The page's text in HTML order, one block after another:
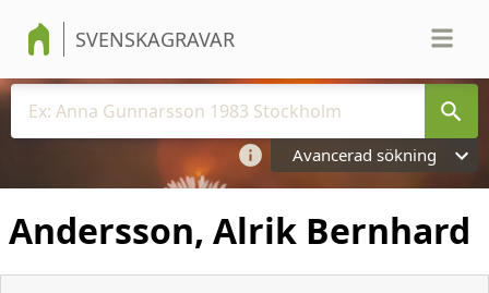
SVENSKAGRAVAR
Avancerad sökning
Andersson, Alrik Bernhard